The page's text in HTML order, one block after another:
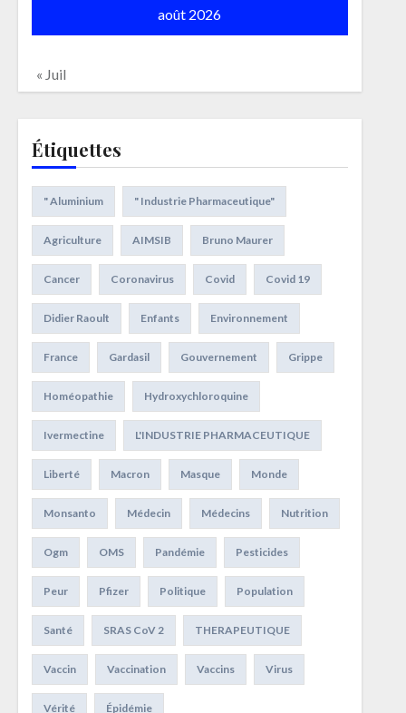
août 2026
« Juil
Étiquettes
" Aluminium " Industrie Pharmaceutique"
Agriculture AIMSIB Bruno Maurer
Cancer Coronavirus Covid Covid 19
Didier Raoult Enfants Environnement
France Gardasil Gouvernement Grippe
Homéopathie Hydroxychloroquine
Ivermectine L'INDUSTRIE PHARMACEUTIQUE
Liberté Macron Masque Monde
Monsanto Médecin Médecins Nutrition
Ogm OMS Pandémie Pesticides
Peur Pfizer Politique Population
Santé SRAS CoV 2 THERAPEUTIQUE
Vaccin Vaccination Vaccins Virus
Vérité Épidémie